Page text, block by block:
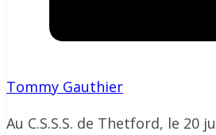
Tommy Gauthier
Au C.S.S.S. de Thetford, le 20